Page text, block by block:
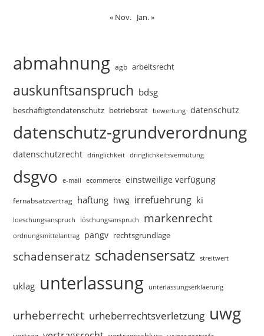
« Nov. Jan. »
abmahnung agb arbeitsrecht
auskunftsanspruch bdsg
beschäftigtendatenschutz betriebsrat bewertung datenschutz
datenschutz-grundverordnung
datenschutzrecht dringlichkeit dringlichkeitsvermutung
dsgvo e-mail ecommerce einstweilige verfügung
fernabsatzvertrag haftung hwg irrefuehrung ki
loeschungsanspruch löschungsanspruch markenrecht
ordnungsmittelantrag pangv rechtsgrundlage
schadenseratz schadensersatz streitwert
uklag unterlassung unterlassungserklaerung
urheberrecht urheberrechtsverletzung uwg